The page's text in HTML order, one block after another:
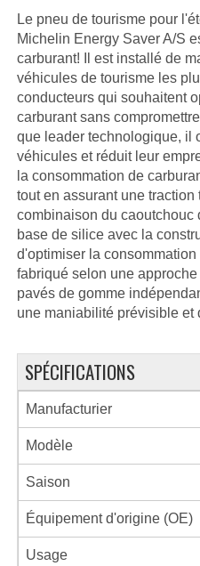
Le pneu de tourisme pour
Michelin Energy Saver A/S
carburant! Il est installé de
véhicules de tourisme les
conducteurs qui souhaitent
carburant sans
que leader technologique, il
véhicules et réduit leur
la consommation de
tout en assurant une
combinaison du caoutchouc
base de silice avec la
d'optimiser la
fabriqué selon une
pavés de gomme
une maniabilité prévisible et
SPÉCIFICATIONS
Manufacturier
Modèle
Saison
Équipement d'origine (OE)
Usage